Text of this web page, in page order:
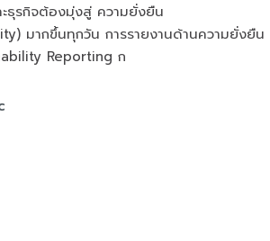
ธุรกิจต้องมุ่งสู่ ความยั่งยืน
มากขึ้นทุกวัน การรายงานด้านความยั่งยืน
Reporting ก